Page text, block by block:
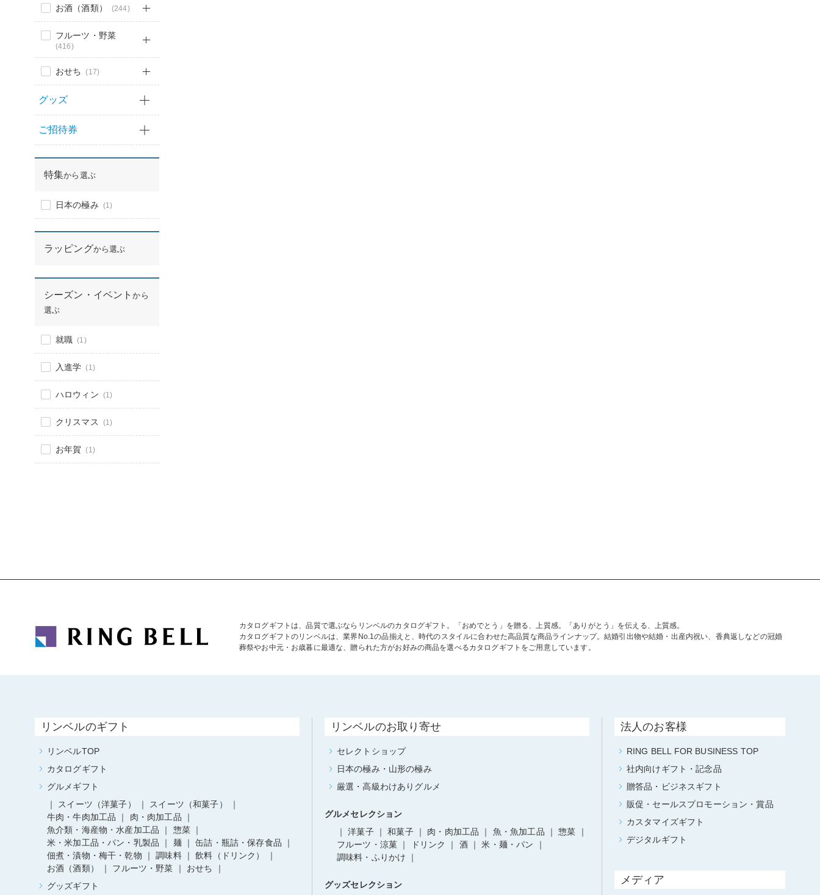
お酒（酒類） (244)
フルーツ・野菜
(416)
おせち (17)
グッズ
ご招待券
特集から選ぶ
日本の極み (1)
ラッピングから選ぶ
シーズン・イベントから
選ぶ
就職 (1)
入進学 (1)
ハロウィン (1)
クリスマス (1)
お年賀 (1)
カタログギフトは、品質で選ぶならリンベルのカタログギフト。「おめでとう」を贈る、上質感。「ありがとう」を伝える、上質感。
カタログギフトのリンベルは、業界No.1の品揃えと、時代のスタイルに合わせた高品質な商品ラインナップ。結婚引出物や結婚・出産内祝い、香典返しなどの冠婚
葬祭やお中元・お歳暮に最適な、贈られた方がお好みの商品を選べるカタログギフトをご用意しています。
リンベルのギフト
リンベルTOP
カタログギフト
グルメギフト
スイーツ（洋菓子）
スイーツ（和菓子）
牛肉・牛肉加工品
肉・肉加工品
魚介類・海産物・水産加工品
惣菜
米・米加工品・パン・乳製品
麺
缶詰・瓶詰・保存食品
佃煮・漬物・梅干・乾物
調味料
飲料（ドリンク）
お酒（酒類）
フルーツ・野菜
おせち
グッズギフト
リンベルのお取り寄せ
セレクトショップ
日本の極み・山形の極み
厳選・高級わけありグルメ
グルメセレクション
洋菓子
和菓子 肉・肉加工品 魚・魚加工品
惣菜
フルーツ・涼菓
ドリンク 酒
米・麺・パン
調味料・ふりかけ
グッズセレクション
法人のお客様
RING BELL FOR BUSINESS TOP
社内向けギフト・記念品
贈答品・ビジネスギフト
販促・セールスプロモーション・賞品
カスタマイズギフト
デジタルギフト
メディア